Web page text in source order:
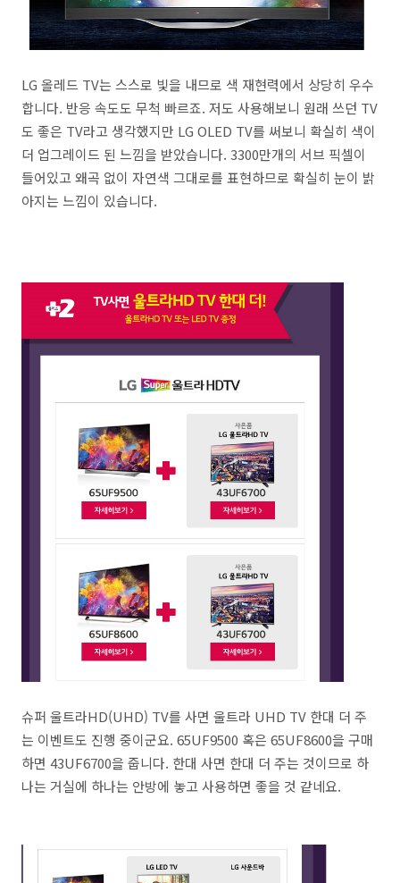
LG 올레드 TV는 스스로 빛을 내므로 색 재현력에서 상당히 우수
합니다. 반응 속도도 무척 빠르죠. 저도 사용해보니 원래 쓰던 TV
도 좋은 TV라고 생각했지만 LG OLED TV를 써보니 확실히 색이
더 업그레이드 된 느낌을 받았습니다. 3300만개의 서브 픽셀이
들어있고 왜곡 없이 자연색 그대로를 표현하므로 확실히 눈이 밝
아지는 느낌이 있습니다.
슈퍼 울트라HD(UHD) TV를 사면 울트라 UHD TV 한대 더 주
는 이벤트도 진행 중이군요. 65UF9500 혹은 65UF8600을 구매
하면 43UF6700을 줍니다. 한대 사면 한대 더 주는 것이므로 하
나는 거실에 하나는 안방에 놓고 사용하면 좋을 것 같네요.